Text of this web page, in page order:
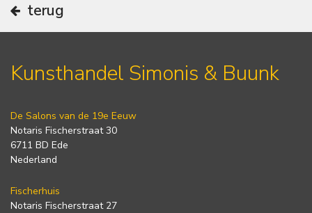
terug
Kunsthandel Simonis & Buunk
De Salons van de 19e Eeuw
Notaris Fischerstraat 30
6711 BD Ede
Nederland
Fischerhuis
Notaris Fischerstraat 27